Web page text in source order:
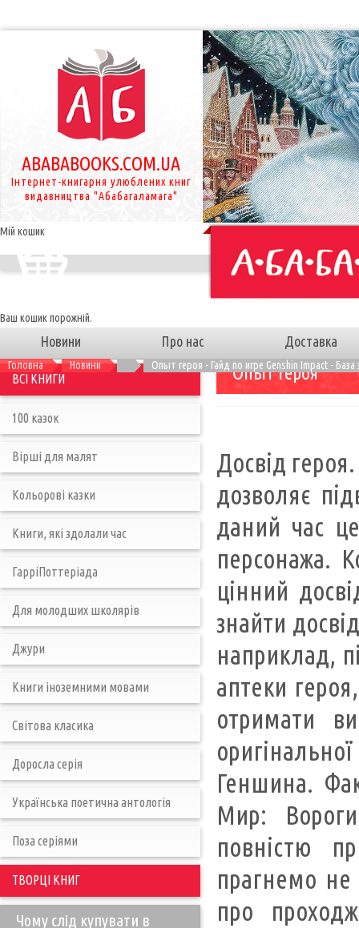
ABABABOOKS.COM.UA
Інтернет-книгарня улюблених книг
видавництва "Абабагаламага"
Мій кошик
Ваш кошик порожній.
Новини Про нас Доставка
Головна Новини Опыт героя - Гайд по игре Genshin Impact - База
Опыт героя
Досвід
дозволяє
даний час
персонажа.
цінний
знайти
наприклад,
аптеки
отримати
Геншина.
Мир:
повністю
прагнемо не
про
ВСІ КНИГИ
100 казок
Вірші для малят
Кольорові казки
Книги, які здолали час
ГарріПоттеріада
Для молодших школярів
Джури
Книги іноземними мовами
Світова класика
Доросла серія
Українська поетична антологія
Поза серіями
ТВОРЦІ КНИГ
Чому слід купувати в